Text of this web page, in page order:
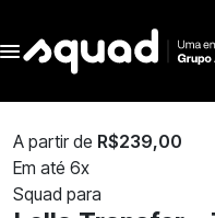
A partir de R$239,00
Em até 6x
Squad para